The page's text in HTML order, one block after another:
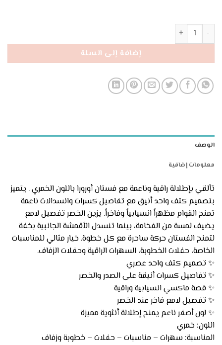
كمية فستان أورورا الخمري
إضافة إلى السلة
الوصف
معلومات إضافية
تألقي بإطلالة راقية وناعمة مع فستان أورورا باللون الخمري . يتميز
بتصميم كتف واحد أنيق مع تفاصيل كسرات وانسدالات ناعمة
تمنح القوام مظهراً انسيابياً وفاخراً. يزين الخصر تفصيل لامع
يضيف لمسة من الفخامة، بينما تنسدل الأقمشة الجانبية بخفة
لتمنح الفستان حركة ساحرة مع كل خطوة. خيار مثالي للمناسبات
الخاصة، حفلات الخطوبة، السهرات الراقية وحفلات الزفاف.
✨ تصميم كتف واحد عصري
✨ تفاصيل كسرات أنيقة على الصدر والخصر
✨ قصة ماكسي انسيابية وراقية
✨ تفصيل لامع فاخر عند الخصر
✨ لون أصفر ناعم يمنح إطلالة أنثوية مميزة
اللون: خمري
المناسبة: سهرات – مناسبات – حفلات – خطوبة وزفاف